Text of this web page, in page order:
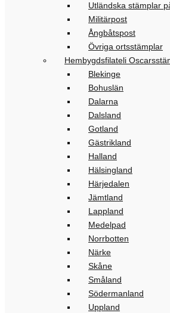
Utländska stämplar
Militärpost
Ångbåtspost
Övriga ortsstämplar
Hembygdsfilateli
Blekinge
Bohuslän
Dalarna
Dalsland
Gotland
Gästrikland
Halland
Hälsingland
Härjedalen
Jämtland
Lappland
Medelpad
Norrbotten
Närke
Skåne
Småland
Södermanland
Uppland